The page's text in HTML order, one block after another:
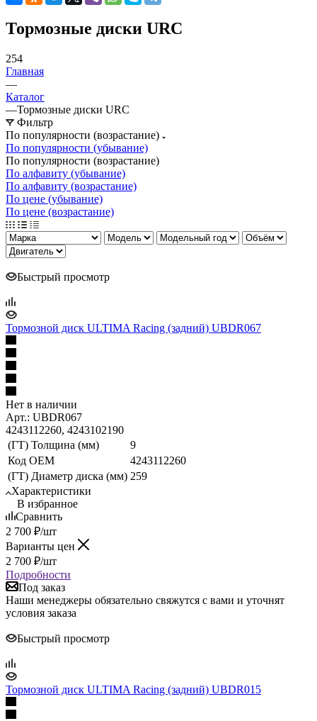
Тормозные диски URC
254
Главная
—
Каталог
—Тормозные диски URC
Фильтр
По популярности (возрастание)
По популярности (убывание)
По популярности (возрастание)
По алфавиту (убывание)
По алфавиту (возрастание)
По цене (убывание)
По цене (возрастание)
Быстрый просмотр
Тормозной диск ULTIMA Racing (задний) UBDR067
Нет в наличии
Арт.: UBDR067
4243112260, 4243102190
(ГТ) Толщина (мм)
9
Код ОЕМ
4243112260
(ГТ) Диаметр диска (мм) 259
Характеристики
В избранное
Сравнить
2 700 ₽/шт
Варианты цен
2 700 ₽/шт
Подробности
Под заказ
Наши менеджеры обязательно свяжутся с вами и уточнят
условия заказа
Быстрый просмотр
Тормозной диск ULTIMA Racing (задний) UBDR015